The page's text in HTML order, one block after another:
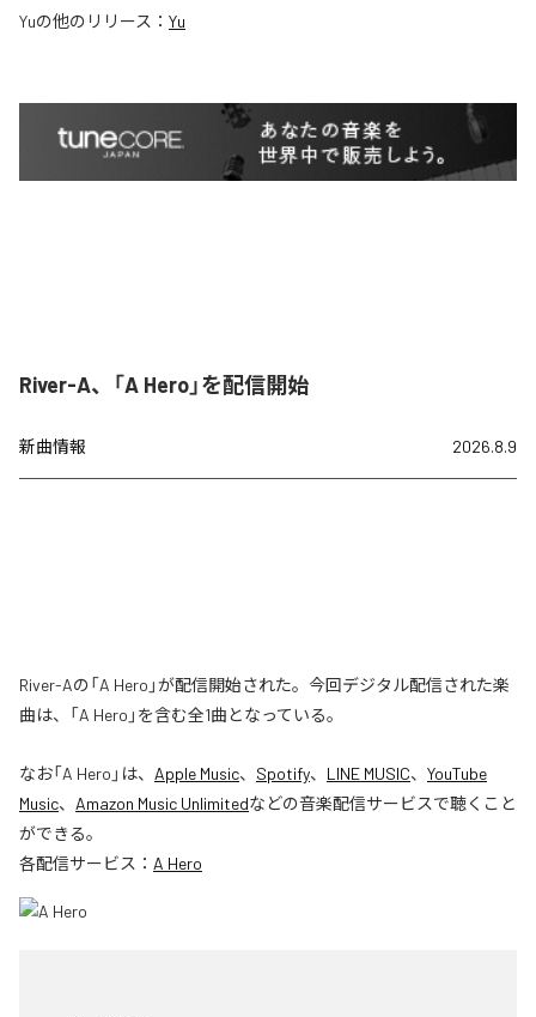
Yuの他のリリース： Yu
River-A、「A Hero」を配信開始
新曲情報 2026.8.9
River-Aの「A Hero」が配信開始された。今回デジタル配信された楽
曲は、「A Hero」を含む全1曲となっている。
なお「A Hero 」は、 Apple Music、 Spotify、 LINE MUSIC、 YouTube
Music、 Amazon Music Unlimitedなどの音楽配信サービスで聴くこと
ができる。
各配信サービス： A Hero